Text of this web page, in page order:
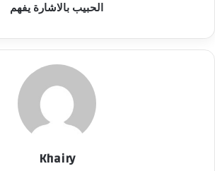
الحبيب بالاشارة يفهم
Khairy